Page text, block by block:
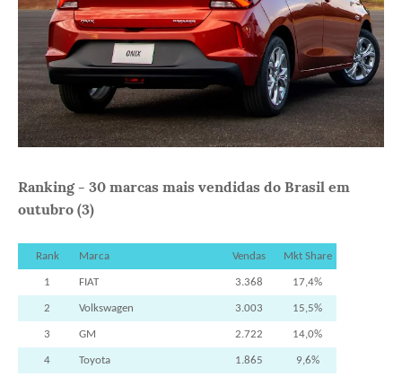
Ranking - 30 marcas mais vendidas do Brasil em
outubro (3)
Rank Marca Vendas Mkt Share
1 FIAT 3.368 17,4%
2 Volkswagen 3.003 15,5%
3 GM 2.722 14,0%
4 Toyota 1.865 9,6%